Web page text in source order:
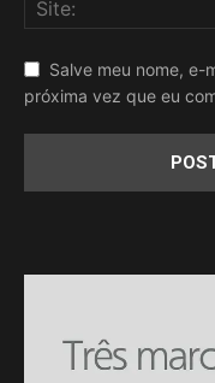
Salve meu nome, e-
próxima vez que eu